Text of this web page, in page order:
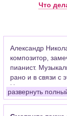
Что
Александр
композитор,
пианист.
рано и в связи с
Николаевич уже
великолепными
Любовь к музыке
развернуть